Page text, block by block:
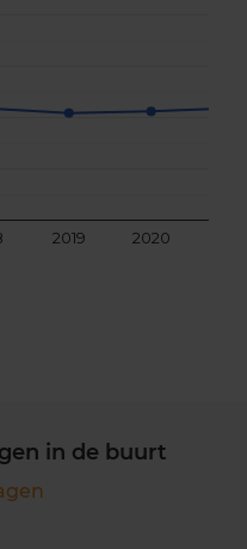
2019 2020
in de buurt